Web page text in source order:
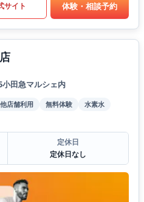
サイト 体験・相談予約
田急マルシェ内
他店舗利用 無料体験
水素水
定休日
定休日なし